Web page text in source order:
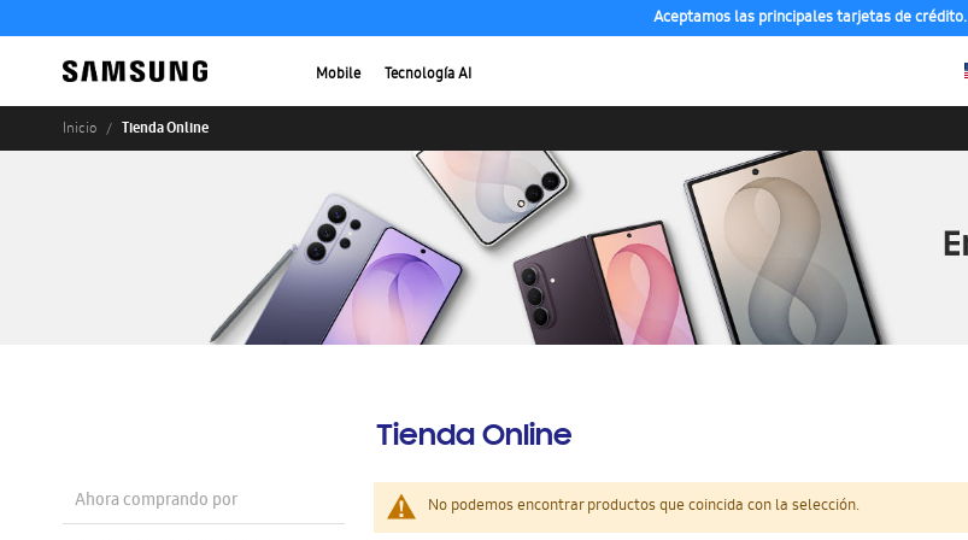
Aceptamos las principales tarjetas de crédito.
Mobile Tecnología AI
Inicio Tienda Online
Tienda Online
No podemos encontrar productos que coincida con la selección.
Ahora comprando por